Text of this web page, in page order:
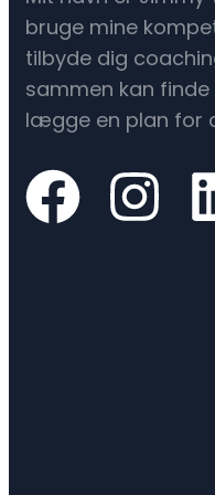
bruge mine
tilbyde dig
sammen kan
lægge en plan for